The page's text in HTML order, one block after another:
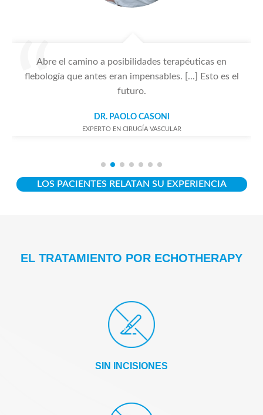
Abre el camino a posibilidades terapéuticas en
flebología que antes eran impensables. [...] Esto es el
futuro.
DR. PAOLO CASONI
EXPERTO EN CIRUGÍA VASCULAR
LOS PACIENTES RELATAN SU EXPERIENCIA
EL TRATAMIENTO POR ECHOTHERAPY
SIN INCISIONES